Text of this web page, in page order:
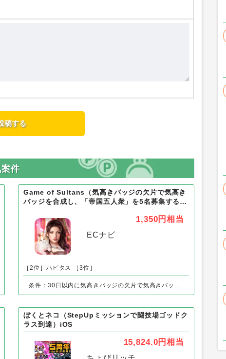
件
Game of Sultans（気高きバッジの欠片で気高き
バッジを合成し、「帝国五人衆」を5名募集する）
Android
1,350円相当
ECナビ
［2位］ハピタス ［3位］
条件：30日以内に気高きバッジの欠片で気高きバッジを合成し、「帝国五人衆」を5名募集する
ぼくとネコ（StepUpミッションで闘技場ゴッドク
ラス到達）iOS
15,824.0円相当